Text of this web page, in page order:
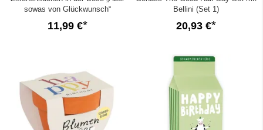
sowas von Glückwunsch“
11,99 €
Bellini (Set 1)
20,93 €